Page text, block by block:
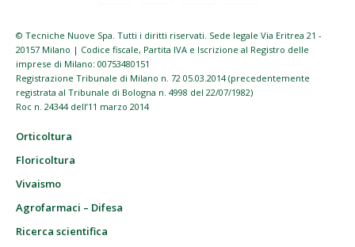
© Tecniche Nuove Spa. Tutti i diritti riservati. Sede legale Via Eritrea 21 -
20157 Milano | Codice fiscale, Partita IVA e Iscrizione al Registro delle
imprese di Milano: 00753480151
Registrazione Tribunale di Milano n. 72 05.03.2014 (precedentemente
registrata al Tribunale di Bologna n. 4998 del 22/07/1982)
Roc n. 24344 dell’11 marzo 2014
Orticoltura
Floricoltura
Vivaismo
Agrofarmaci – Difesa
Ricerca scientifica